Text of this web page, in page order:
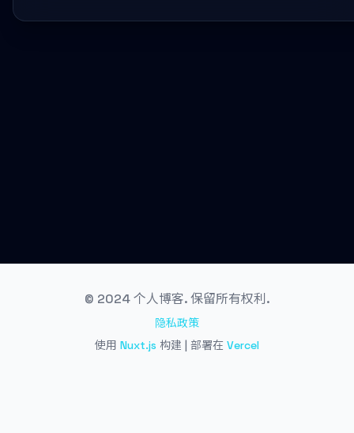
© 2024 个人博客. 保留所有权利.
隐私政策
使用 Nuxt.js 构建 | 部署在 Vercel